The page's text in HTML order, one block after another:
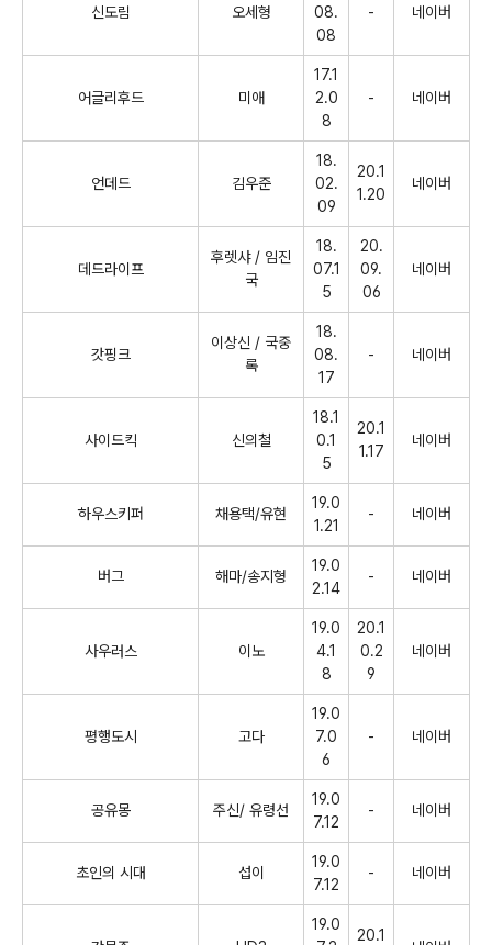
신도림 오세형
08.
08
- 네이버
어글리후드 미애
17.1
2.0
8
- 네이버
언데드 김우준
18.
02.
09
20.1
1.20
네이버
데드라이프
후렛샤 / 임진
국
18.
07.1
5
20.
09.
06
네이버
갓핑크
이상신 / 국중
록
18.
08.
17
- 네이버
사이드킥 신의철
18.1
0.1
5
20.1
1.17
네이버
하우스키퍼 채용택/유현
19.0
1.21
- 네이버
버그 해마/송지형
19.0
2.14
- 네이버
사우러스 이노
19.0
4.1
8
20.1
0.2
9
네이버
평행도시 고다
19.0
7.0
6
- 네이버
공유몽 주신/ 유령선
19.0
7.12
- 네이버
초인의 시대 섭이
19.0
7.12
- 네이버
19.0
20.1